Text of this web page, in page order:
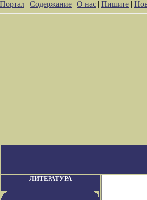
Портал | Содержание | О нас | Пишите |
ЛИТЕРАТУРА